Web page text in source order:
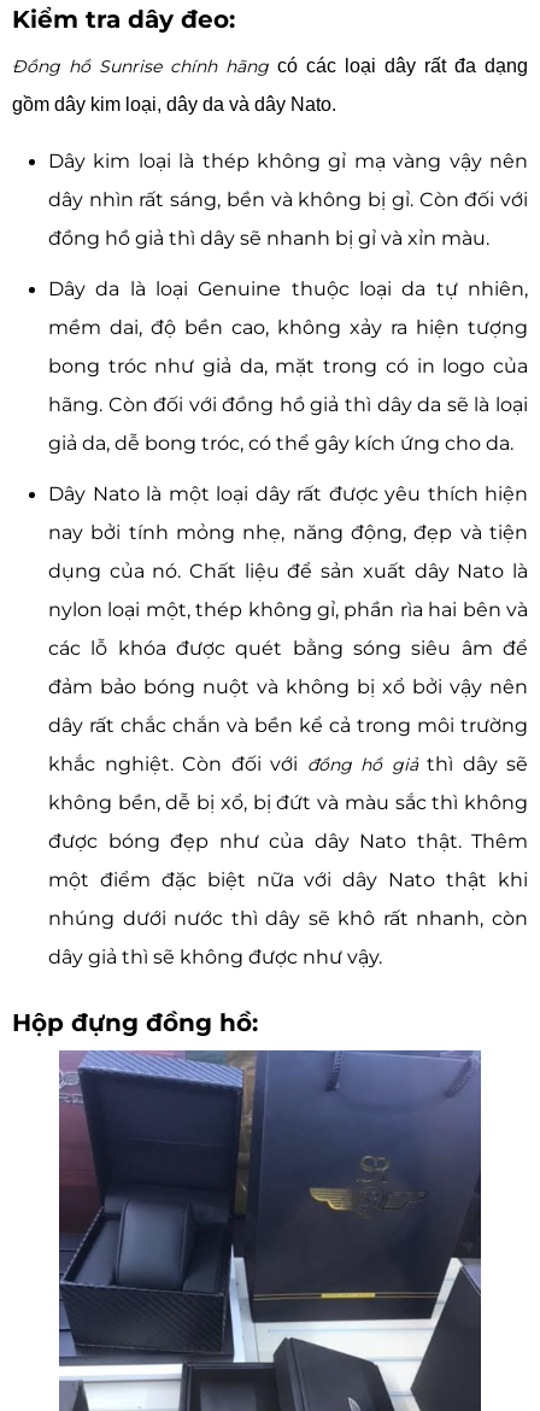
Kiểm tra dây đeo:
Đồng hồ Sunrise chính hãng có các loại dây rất đa dạng
gồm dây kim loại, dây da và dây Nato.
Dây kim loại là thép không gỉ mạ vàng vậy nên
dây nhìn rất sáng, bền và không bị gỉ. Còn đối với
đồng hồ giả thì dây sẽ nhanh bị gỉ và xỉn màu.
Dây da là loại Genuine thuộc loại da tự nhiên,
mềm dai, độ bền cao, không xảy ra hiện tượng
bong tróc như giả da, mặt trong có in logo của
hãng. Còn đối với đồng hồ giả thì dây da sẽ là loại
giả da, dễ bong tróc, có thể gây kích ứng cho da.
Dây Nato là một loại dây rất được yêu thích hiện
nay bởi tính mỏng nhẹ, năng động, đẹp và tiện
dụng của nó. Chất liệu để sản xuất dây Nato là
nylon loại một, thép không gỉ, phần rìa hai bên và
các lỗ khóa được quét bằng sóng siêu âm để
đảm bảo bóng nuột và không bị xổ bởi vậy nên
dây rất chắc chắn và bền kể cả trong môi trường
khắc nghiệt. Còn đối với đồng hồ giảthì dây sẽ
không bền, dễ bị xổ, bị đứt và màu sắc thì không
được bóng đẹp như của dây Nato thật. Thêm
một điểm đặc biệt nữa với dây Nato thật khi
nhúng dưới nước thì dây sẽ khô rất nhanh, còn
dây giả thì sẽ không được như vậy.
Hộp đựng đồng hồ: